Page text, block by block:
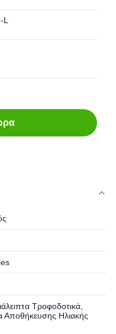
Τροφοδοτικά,
Αποθήκευσης Ηλιακής